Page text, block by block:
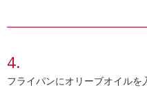
フライパンにオリーブオイル